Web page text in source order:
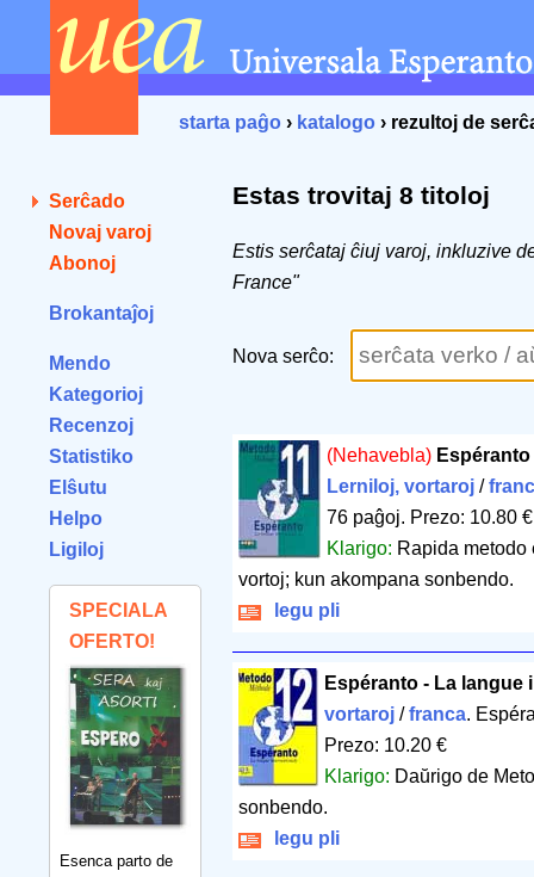
starta paĝo › katalogo › rezultoj de
Serĉado
Novaj varoj
Abonoj
Brokantaĵoj
Mendo
Kategorioj
Recenzoj
Statistiko
Elŝutu
Helpo
Ligiloj
SPECIALA
OFERTO!
Esenca parto de
Estas trovitaj 8 titoloj
Estis serĉataj ĉiuj varoj, inkluzive
France"
Nova serĉo:
(Nehavebla)
Lerniloj, vortaroj /
76 paĝoj. Prezo: 10.80 €
Klarigo: Rapida
vortoj; kun akompana sonbendo.
legu pli
Espéranto - La langue
vortaroj /franca.
Prezo: 10.20 €
Klarigo: Daŭrigo de
sonbendo.
legu pli